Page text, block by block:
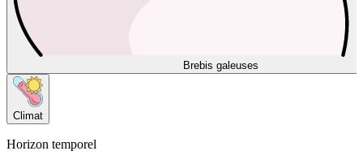
Brebis galeuses
Climat
Horizon temporel